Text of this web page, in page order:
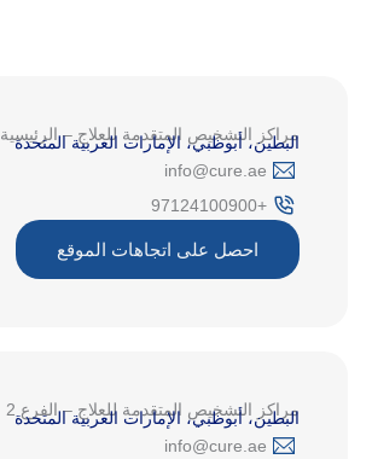
مراكز التشخيص المتقدمة للعلاج – الرئيسية
البطين، أبوظبي، الإمارات العربية المتحدة
‎info@cure.ae‎
+97124100900
احصل على اتجاهات الموقع
مراكز التشخيص المتقدمة للعلاج – الفرع 2
البطين، أبوظبي، الإمارات العربية المتحدة
‎info@cure.ae‎